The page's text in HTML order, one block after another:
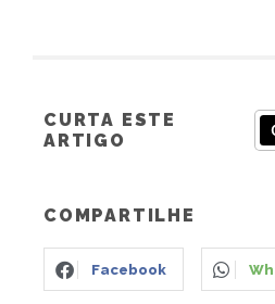
CURTA ESTE
ARTIGO
COMPARTILHE
Facebook